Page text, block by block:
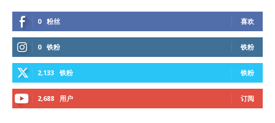
0 粉丝 喜欢
0 铁粉 铁粉
2,133 铁粉 铁粉
2,688 用户 订阅